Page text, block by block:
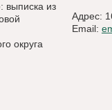
выписка из
округа
Адрес:
Email: